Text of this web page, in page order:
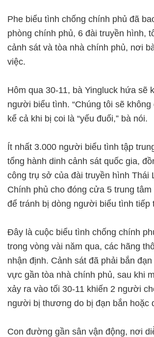
Phe biểu tình chống chính phủ đã
phòng chính phủ, 6 đài truyền hình,
cảnh sát và tòa nhà chính phủ, nơi
việc.
Hôm qua 30-11, bà Yingluck hứa sẽ
người biểu tình. “Chúng tôi sẽ
kể cả khi bị coi là “yếu đuối,” bà nói.
Ít nhất 3.000 người biểu tình tập
tổng hành dinh cảnh sát quốc gia,
công trụ sở của đài truyền hình Thái
Chính phủ cho đóng cửa 5 trung
để tránh bị dòng người biểu tình tiếp
Đây là cuộc biểu tình chống chính
trong vòng vài năm qua, các hãng
nhận định. Cảnh sát đã phải bắn
vực gần tòa nhà chính phủ, sau khi
xảy ra vào tối 30-11 khiến 2 người
người bị thương do bị đạn bắn hoặc
Con đường gần sân vận động, nơi